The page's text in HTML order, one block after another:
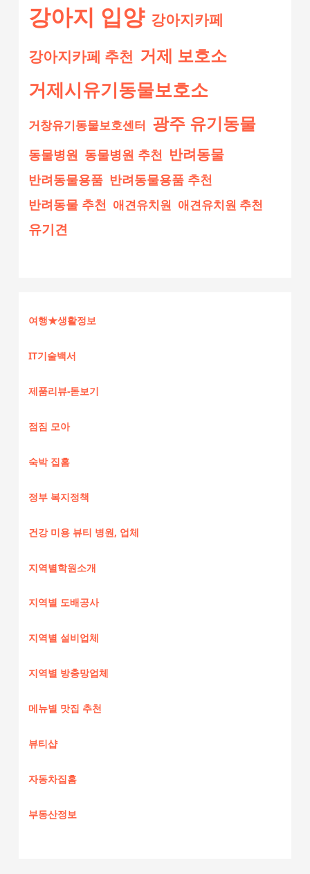
강아지 입양 강아지카페
강아지카페 추천 거제 보호소
거제시유기동물보호소
거창유기동물보호센터 광주 유기동물
동물병원 동물병원 추천 반려동물
반려동물용품 반려동물용품 추천
반려동물 추천 애견유치원 애견유치원 추천
유기견
여행★생활정보
IT기술백서
제품리뷰-돋보기
점짐 모아
숙박 집홈
정부 복지정책
건강 미용 뷰티 병원, 업체
지역별학원소개
지역별 도배공사
지역별 설비업체
지역별 방충망업체
메뉴별 맛집 추천
뷰티샵
자동차집홈
부동산정보